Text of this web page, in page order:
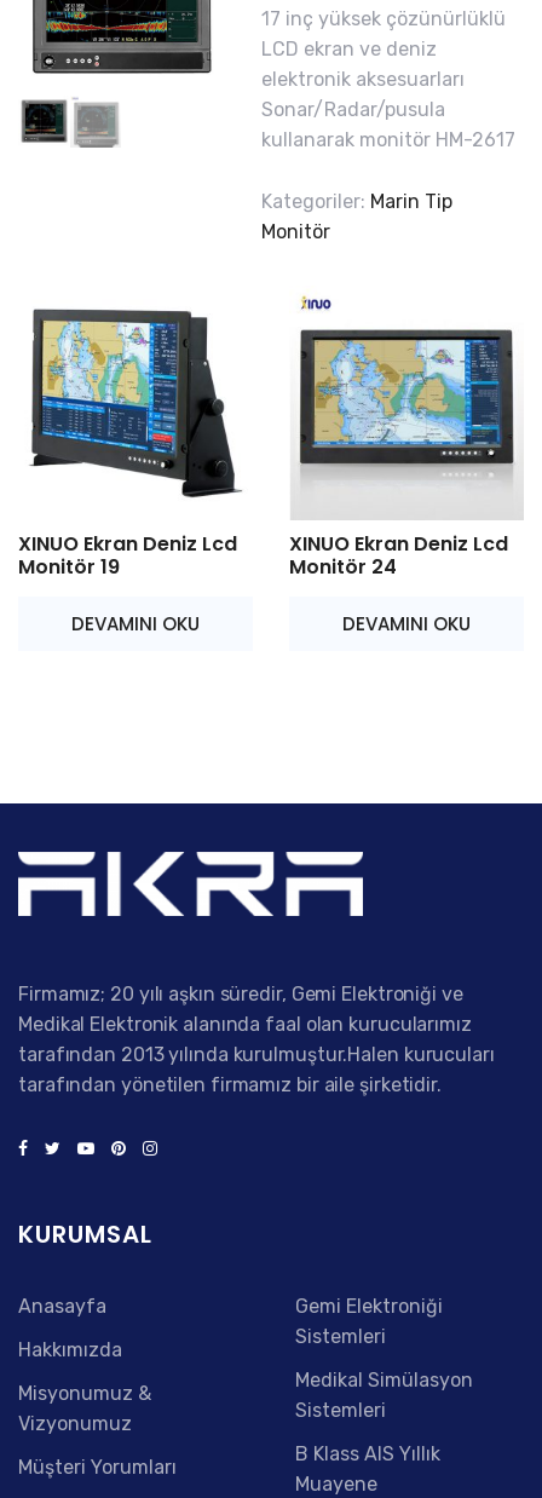
17 inç yüksek çözünürlüklü
LCD ekran ve deniz
elektronik aksesuarları
Sonar/Radar/pusula
kullanarak monitör HM-2617
Kategoriler: Marin Tip
Monitör
XINUO Ekran Deniz Lcd
Monitör 19
DEVAMINI OKU
XINUO Ekran Deniz Lcd
Monitör 24
DEVAMINI OKU
Firmamız; 20 yılı aşkın süredir, Gemi Elektroniği ve
Medikal Elektronik alanında faal olan kurucularımız
tarafından 2013 yılında kurulmuştur.Halen kurucuları
tarafından yönetilen firmamız bir aile şirketidir.
KURUMSAL
Anasayfa
Hakkımızda
Misyonumuz &
Vizyonumuz
Müşteri Yorumları
Gemi Elektroniği
Sistemleri
Medikal Simülasyon
Sistemleri
B Klass AIS Yıllık
Muayene